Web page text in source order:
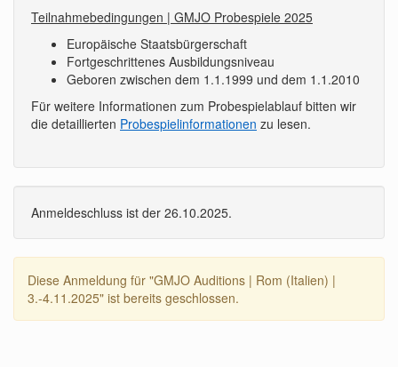
Teilnahmebedingungen | GMJO Probespiele 2025
Europäische Staatsbürgerschaft
Fortgeschrittenes Ausbildungsniveau
Geboren zwischen dem 1.1.1999 und dem 1.1.2010
Für weitere Informationen zum Probespielablauf bitten wir
die detaillierten Probespielinformationen zu lesen.
Anmeldeschluss ist der 26.10.2025.
Diese Anmeldung für "GMJO Auditions | Rom (Italien) |
3.-4.11.2025" ist bereits geschlossen.